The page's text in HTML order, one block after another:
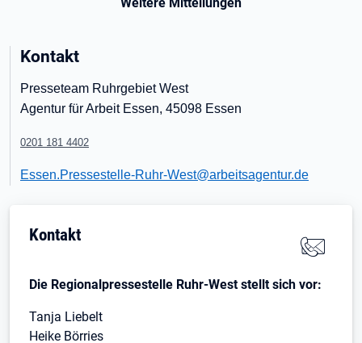
Kontakt
Presseteam Ruhrgebiet West
Agentur für Arbeit Essen, 45098 Essen
0201 181 4402
Essen.Pressestelle-Ruhr-West@arbeitsagentur.de
Kontakt
Die Regionalpressestelle Ruhr-West stellt sich vor:
Tanja Liebelt
Heike Börries